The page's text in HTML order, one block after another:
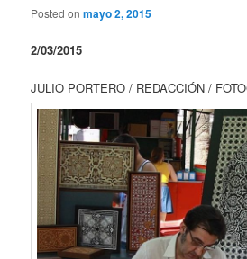
Posted onmayo 2, 2015
2/03/2015
JULIO PORTERO / REDACCIÓN /